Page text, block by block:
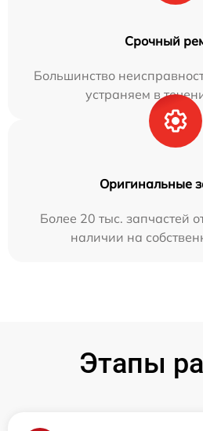
Срочный
Большинство
устраняем в
Оригинальные
Более 20 тыс. запчастей
наличии на
Этапы